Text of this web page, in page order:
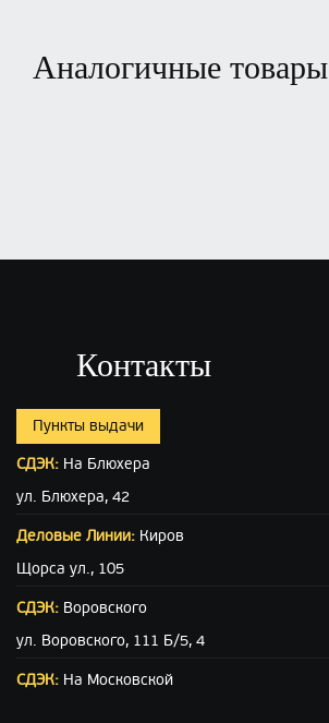
Аналогичные товары
Контакты
Пункты выдачи
СДЭК: На Блюхера
ул. Блюхера, 42
Деловые Линии: Киров
Щорса ул., 105
СДЭК: Воровского
ул. Воровского, 111 Б/5, 4
СДЭК: На Московской